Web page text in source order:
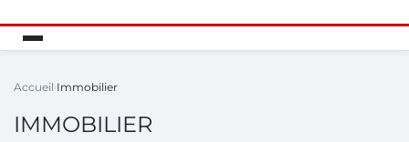
Accueil Immobilier
IMMOBILIER